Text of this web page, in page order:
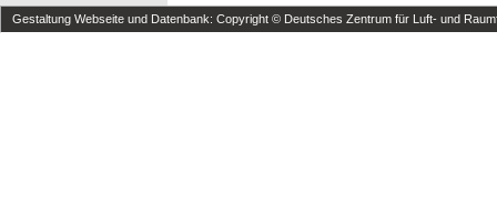
Gestaltung Webseite und Datenbank: Copyright © Deutsches Zentrum für Luft- und